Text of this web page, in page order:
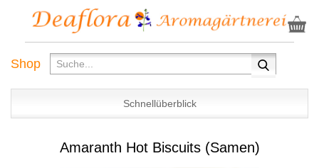
Shop
Schnellüberblick
Amaranth Hot Biscuits (Samen)